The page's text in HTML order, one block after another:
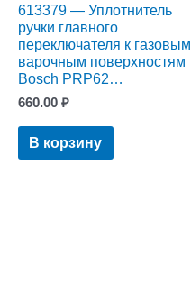
613379 — Уплотнитель
ручки главного
переключателя к газовым
варочным поверхностям
Bosch PRP62…
660.00 ₽
В корзину